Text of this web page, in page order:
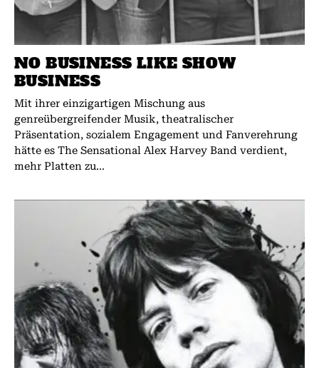
NO BUSINESS LIKE SHOW
BUSINESS
Mit ihrer einzigartigen Mischung aus
genreübergreifender Musik, theatralischer
Präsentation, sozialem Engagement und Fanverehrung
hätte es The Sensational Alex Harvey Band verdient,
mehr Platten zu...